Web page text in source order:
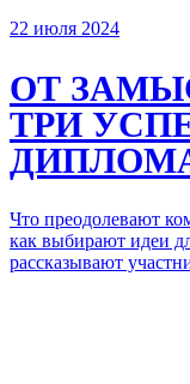
22 июля 2024
ОТ
ТРИ
Что преодолевают
как выбирают идеи
рассказывают